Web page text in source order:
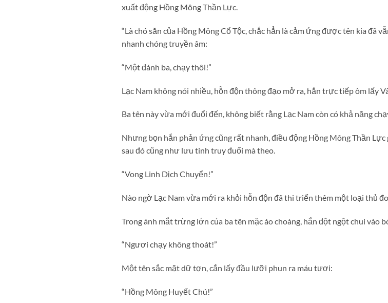
xuất động Hồng Mông Thần Lực.
“Là chó săn của Hồng Mông Cổ Tộc, chắc hẳn là cảm ứng được tên kia đã
nhanh chóng truyền âm:
“Một đánh ba, chạy thôi!”
Lạc Nam không nói nhiều, hỗn độn thông đạo mở ra, hắn trực tiếp ôm lấy
Ba tên này vừa mới đuổi đến, không biết rằng Lạc Nam còn có khả năng
Nhưng bọn hắn phản ứng cũng rất nhanh, điều động Hồng Mông Thần
sau đó cũng như lưu tinh truy đuổi mà theo.
“Vong Linh Dịch Chuyển!”
Nào ngờ Lạc Nam vừa mới ra khỏi hỗn độn đã thi triển thêm một loại thủ
Trong ánh mắt trừng lớn của ba tên mặc áo choàng, hắn đột ngột chui vào
“Ngươi chạy không thoát!”
Một tên sắc mặt dữ tợn, cắn lấy đầu lưỡi phun ra máu tươi:
“Hồng Mông Huyết Chú!”